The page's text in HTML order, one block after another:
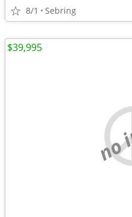
8/1 Sebring
$39,995